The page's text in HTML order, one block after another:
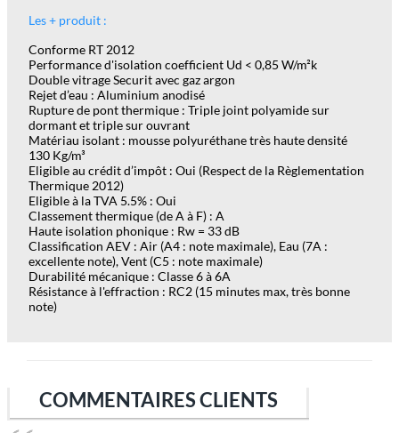
Les + produit :
Conforme RT 2012
Performance d'isolation coefficient Ud < 0,85 W/m²k
Double vitrage Securit avec gaz argon
Rejet d’eau : Aluminium anodisé
Rupture de pont thermique : Triple joint polyamide sur
dormant et triple sur ouvrant
Matériau isolant : mousse polyuréthane très haute densité
130 Kg/m³
Eligible au crédit d’impôt : Oui (Respect de la Règlementation
Thermique 2012)
Eligible à la TVA 5.5% : Oui
Classement thermique (de A à F) : A
Haute isolation phonique : Rw = 33 dB
Classification AEV : Air (A4 : note maximale), Eau (7A :
excellente note), Vent (C5 : note maximale)
Durabilité mécanique : Classe 6 à 6A
Résistance à l'effraction : RC2 (15 minutes max, très bonne
note)
COMMENTAIRES CLIENTS